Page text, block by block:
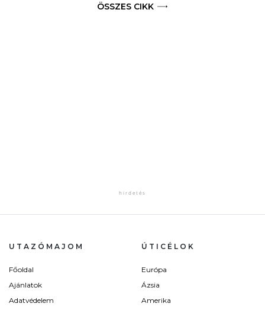
ÖSSZES CIKK
UTAZÓMAJOM
Főoldal
Ajánlatok
Adatvédelem
ÚTICÉLOK
Európa
Ázsia
Amerika